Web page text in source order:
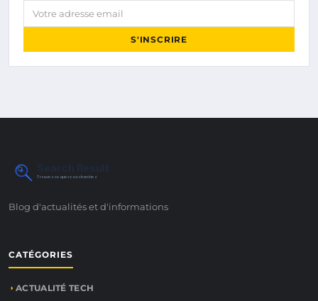
Votre adresse email
S'INSCRIRE
Search Result
Trouvez ce que vous cherchez
Blog d'actualités et d'informations
CATÉGORIES
ACTUALITÉ TECH